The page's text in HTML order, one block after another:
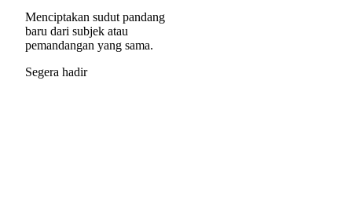
Menciptakan sudut pandang
baru dari subjek atau
pemandangan yang sama.
Segera hadir